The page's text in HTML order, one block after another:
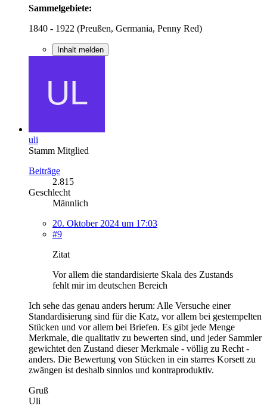
Sammelgebiete:
1840 - 1922 (Preußen, Germania, Penny Red)
Inhalt melden
uli
Stamm Mitglied
Beiträge
2.815
Geschlecht
Männlich
20. Oktober 2024 um 17:03
#9
Zitat
Vor allem die standardisierte Skala des Zustands
fehlt mir im deutschen Bereich
Ich sehe das genau anders herum: Alle Versuche einer
Standardisierung sind für die Katz, vor allem bei gestempelten
Stücken und vor allem bei Briefen. Es gibt jede Menge
Merkmale, die qualitativ zu bewerten sind, und jeder Sammler
gewichtet den Zustand dieser Merkmale - völlig zu Recht -
anders. Die Bewertung von Stücken in ein starres Korsett zu
zwängen ist deshalb sinnlos und kontraproduktiv.
Gruß
Uli